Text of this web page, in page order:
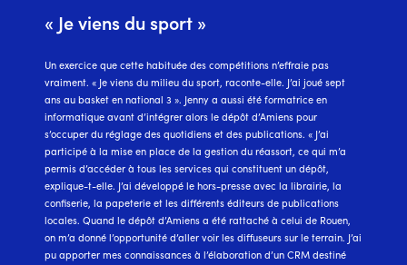
« Je viens du sport »
Un exercice que cette habituée des compétitions n’effraie pas
vraiment. « Je viens du milieu du sport, raconte-elle. J’ai joué sept
ans au basket en national 3 ». Jenny a aussi été formatrice en
informatique avant d’intégrer alors le dépôt d’Amiens pour
s’occuper du réglage des quotidiens et des publications. « J’ai
participé à la mise en place de la gestion du réassort, ce qui m’a
permis d’accéder à tous les services qui constituent un dépôt,
explique-t-elle. J’ai développé le hors-presse avec la librairie, la
confiserie, la papeterie et les différents éditeurs de publications
locales. Quand le dépôt d’Amiens a été rattaché à celui de Rouen,
on m’a donné l’opportunité d’aller voir les diffuseurs sur le terrain. J’ai
pu apporter mes connaissances à l’élaboration d’un CRM destiné